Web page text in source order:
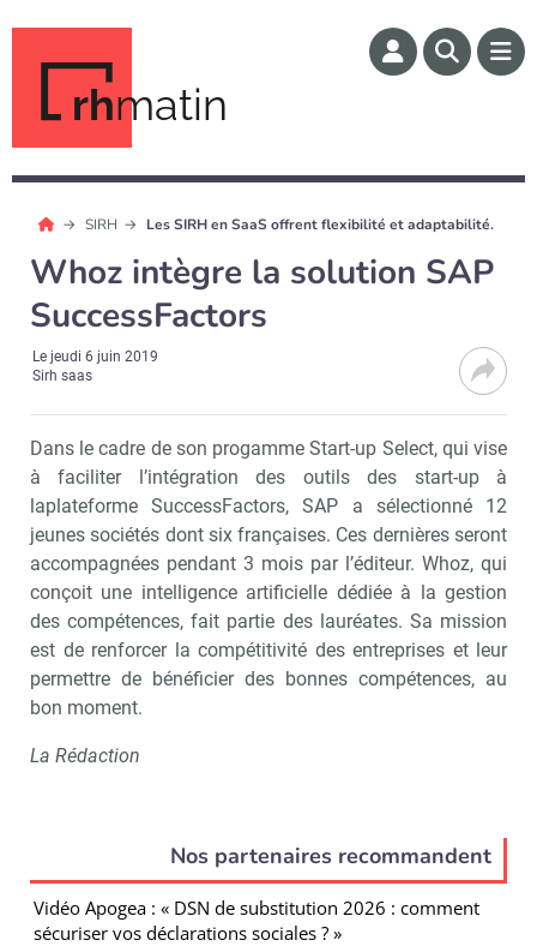
rhmatin
SIRH Les SIRH en SaaS offrent flexibilité et adaptabilité.
Whoz intègre la solution SAP
SuccessFactors
Lejeudi 6 juin 2019
Sirh saas
Dans le cadre de son progamme Start-up Select, qui vise
à faciliter l’intégration des outils des start-up à
laplateforme SuccessFactors, SAP a sélectionné 12
jeunes sociétés dont six françaises. Ces dernières seront
accompagnées pendant 3 mois par l’éditeur. Whoz, qui
conçoit une intelligence artificielle dédiée à la gestion
des compétences, fait partie des lauréates. Sa mission
est de renforcer la compétitivité des entreprises et leur
permettre de bénéficier des bonnes compétences, au
bon moment.
La Rédaction
Nos partenaires recommandent
Vidéo Apogea : « DSN de substitution 2026 : comment
sécuriser vos déclarations sociales ? »